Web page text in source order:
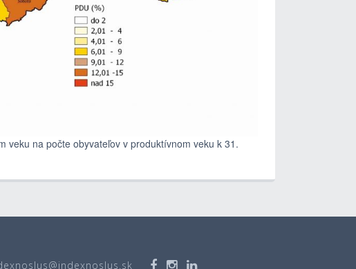
veku na počte obyvateľov v produktívnom veku k 31.